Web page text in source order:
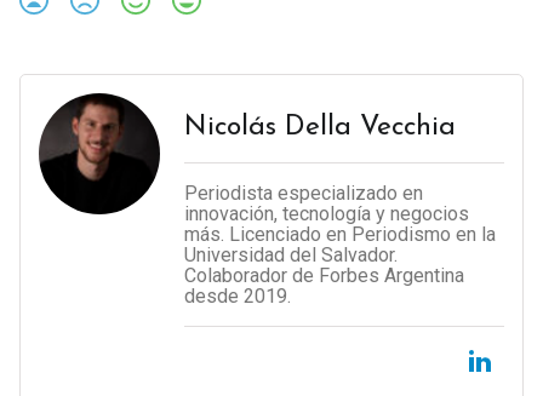
Nicolás Della Vecchia
Periodista especializado en
innovación, tecnología y negocios
más. Licenciado en Periodismo en la
Universidad del Salvador.
Colaborador de Forbes Argentina
desde 2019.